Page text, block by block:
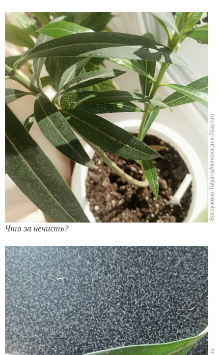
Что за нечисть?